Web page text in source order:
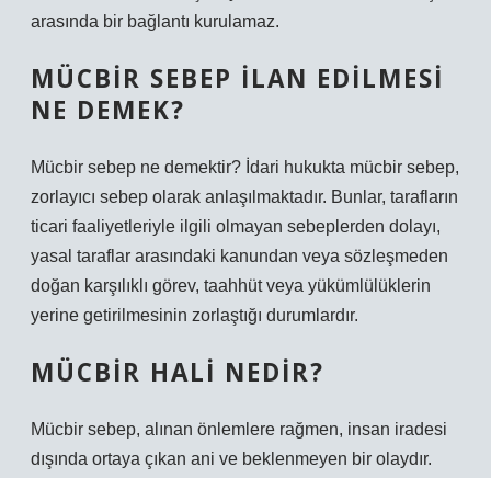
arasında bir bağlantı kurulamaz.
MÜCBIR SEBEP ILAN EDILMESI
NE DEMEK?
Mücbir sebep ne demektir? İdari hukukta mücbir sebep,
zorlayıcı sebep olarak anlaşılmaktadır. Bunlar, tarafların
ticari faaliyetleriyle ilgili olmayan sebeplerden dolayı,
yasal taraflar arasındaki kanundan veya sözleşmeden
doğan karşılıklı görev, taahhüt veya yükümlülüklerin
yerine getirilmesinin zorlaştığı durumlardır.
MÜCBIR HALI NEDIR?
Mücbir sebep, alınan önlemlere rağmen, insan iradesi
dışında ortaya çıkan ani ve beklenmeyen bir olaydır.